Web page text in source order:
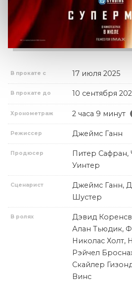
В прокате с 17 июля 2025
В прокате до 10 сентября
Хронометраж 2 часа 9 минут
Режиссер Джеймс Ганн
Продюсер
Питер Сафран,
Уинтер
Сценарист
Джеймс Ганн,
Шустер
В ролях
Дэвид
Алан Тьюдик,
Николас Холт,
Рэйчел
Скайлер
Винс